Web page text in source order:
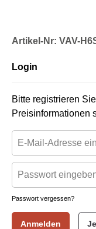
Artikel-Nr: VAV-
Login
Bitte registrieren
Preisinformationen
Passwort vergessen?
Anmelden